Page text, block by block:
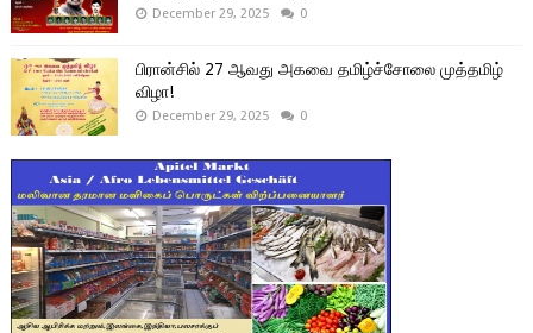
December 29, 2025 0
பிரான்சில் 27 ஆவது அகவை தமிழ்ச்சோலை முத்தமிழ்
விழா!
December 29, 2025 0